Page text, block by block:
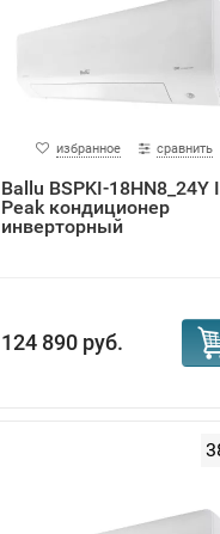
избранное сравнить
Ballu BSPKI-18HN8_24Y
Peak кондиционер
инверторный
124 890 руб.